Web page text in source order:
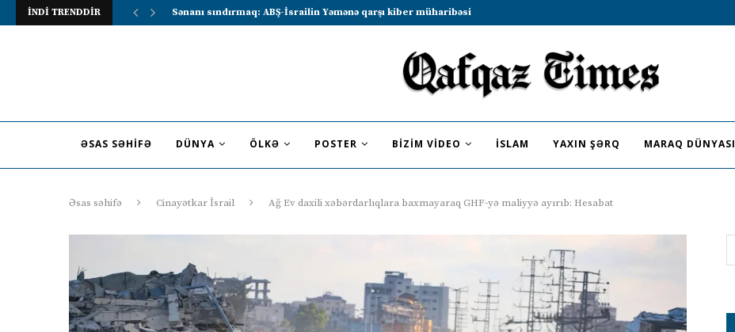
İNDİ TRENDDİR Lavrov Suriya prezidentini Rusiya–Ərəb sammitində iştirak etməyə dəvət...
ƏSAS SƏHIFƏ DÜNYA ÖLKƏ POSTER BIZIM VIDEO İSLAM YAXIN ŞƏRQ MARAQ DÜNYASI
Əsas səhifə Cinayətkar İsrail Ağ Ev daxili xəbərdarlıqlara baxmayaraq GHF-yə maliyyə ayırıb: Hesabat